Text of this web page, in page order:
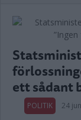
ett sådant
POLITIK 24